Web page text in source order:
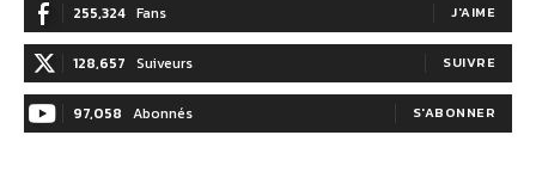
255,324 Fans J'AIME
128,657 Suiveurs SUIVRE
97,058 Abonnés S'ABONNER